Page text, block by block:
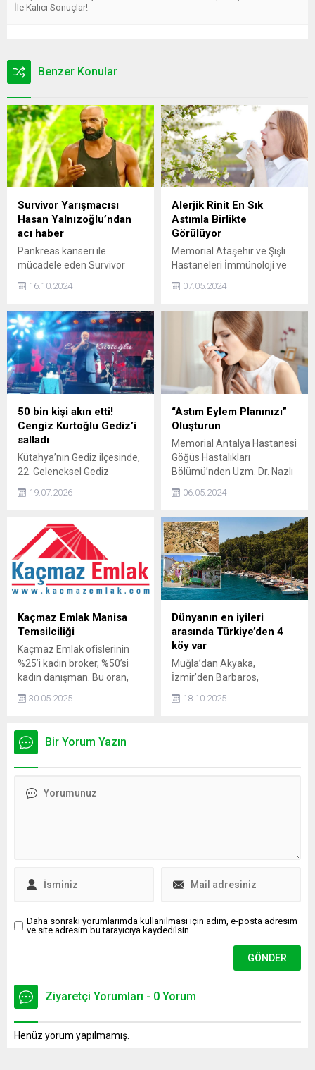
İle Kalıcı Sonuçlar!
Benzer Konular
Survivor Yarışmacısı
Hasan Yalnızoğlu’ndan
acı haber
Pankreas kanseri ile
mücadele eden Survivor
dansçı Hasan Yalnızoğlu, 50
16.10.2024
Alerjik Rinit En Sık
Astımla Birlikte
Görülüyor
Memorial Ataşehir ve Şişli
Hastaneleri İmmünoloji ve
Hastalıkları Bölümü’nden
Özşeker, polen alerjileri ve
tedavi yöntemleri hakkında
bilgi verdi.
07.05.2024
50 bin kişi akın etti!
Cengiz Kurtoğlu Gediz’i
salladı
Kütahya’nın Gediz ilçesinde,
22. Geleneksel Gediz
müziğin usta ismi Cengiz
görkemli konserle başladı.
Gediz Açık Hava Sahnesi
unutulmaz anlara ev
sahipliği yaptı.
19.07.2026
“Astım Eylem Planınızı”
Oluşturun
Memorial Antalya Hastanesi
Göğüs Hastalıkları
Bölümü’nden Uzm. Dr. Nazlı
Astım Günü” nedeniyle
edilmesi gerekenler
hakkında bilgi verdi.
06.05.2024
Kaçmaz Emlak Manisa
Temsilciliği
Kaçmaz Emlak ofislerinin
%25’i kadın broker, %50’si
kadın danışman. Bu oran,
mesleği olduğunu
planda kalırım; bazen beni
asistanımın şoförü sananlar
30.05.2025
Dünyanın en iyileri
arasında Türkiye’den 4
köy var
Muğla’dan Akyaka,
İzmir’den Barbaros,
Antalya’dan Kale Üçağız
18.10.2025
Bir Yorum Yazın
Daha sonraki yorumlarımda kullanılması için adım, e-posta adresim
ve site adresim bu tarayıcıya kaydedilsin.
Ziyaretçi Yorumları - 0 Yorum
Henüz yorum yapılmamış.